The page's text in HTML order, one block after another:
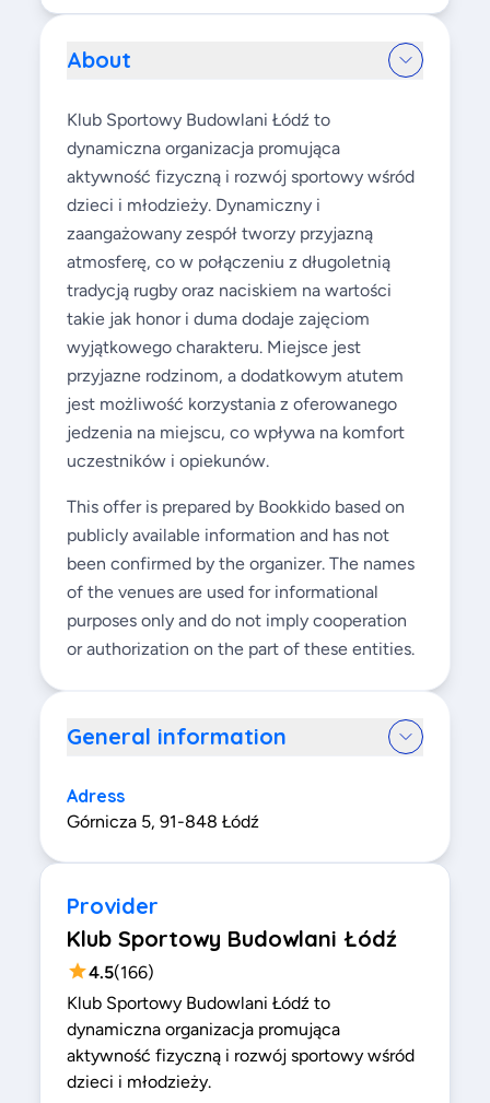
About
Klub Sportowy Budowlani Łódź to
dynamiczna organizacja promująca
aktywność fizyczną i rozwój sportowy wśród
dzieci i młodzieży. Dynamiczny i
zaangażowany zespół tworzy przyjazną
atmosferę, co w połączeniu z długoletnią
tradycją rugby oraz naciskiem na wartości
takie jak honor i duma dodaje zajęciom
wyjątkowego charakteru. Miejsce jest
przyjazne rodzinom, a dodatkowym atutem
jest możliwość korzystania z oferowanego
jedzenia na miejscu, co wpływa na komfort
uczestników i opiekunów.
This offer is prepared by Bookkido based on
publicly available information and has not
been confirmed by the organizer. The names
of the venues are used for informational
purposes only and do not imply cooperation
or authorization on the part of these entities.
General information
Adress
Górnicza 5, 91-848 Łódź
Provider
Klub Sportowy Budowlani Łódź
4.5(166)
Klub Sportowy Budowlani Łódź to
dynamiczna organizacja promująca
aktywność fizyczną i rozwój sportowy wśród
dzieci i młodzieży.